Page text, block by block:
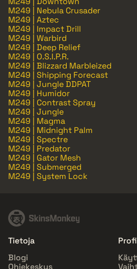
M249 | Nebula Crusader
M249 | Aztec
M249 | Impact Drill
M249 | Warbird
M249 | Deep Relief
M249 | O.S.I.P.R.
M249 | Blizzard Marbleized
M249 | Shipping Forecast
M249 | Jungle DDPAT
M249 | Humidor
M249 | Contrast Spray
M249 | Jungle
M249 | Magma
M249 | Midnight Palm
M249 | Spectre
M249 | Predator
M249 | Gator Mesh
M249 | Submerged
M249 | System Lock
Tietoja
Blogi